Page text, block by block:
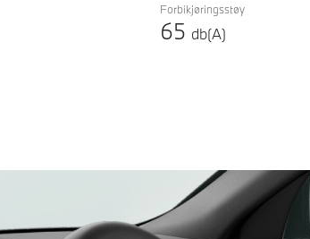
Forbikjøringsstøy
65 db(A)